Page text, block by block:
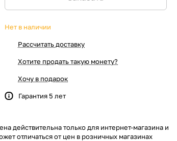
Нет в наличии
Рассчитать доставку
Хотите продать такую монету?
Хочу в подарок
Гарантия 5 лет
действительна только для интернет-магазина и
отличаться от цен в розничных магазинах